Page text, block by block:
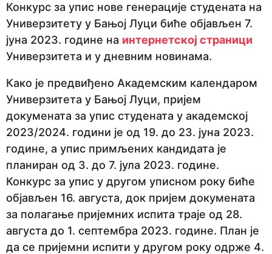
3
g
o
d
p
Конкурс за упис нове генерације студената на
Универзитету у Бањој Луци биће објављен 7.
јуна 2023. године на интернетској страници
Универзитета и у дневним новинама.
Како је предвиђено Академским календаром
Универзитета у Бањој Луци, пријем
докумената за упис студената у академској
2023/2024. години је од 19. до 23. јуна 2023.
године, а упис примљених кандидата је
планиран од 3. до 7. јула 2023. године.
Конкурс за упис у другом уписном року биће
објављен 16. августа, док пријем докумената
за полагање пријемних испита траје од 28.
августа до 1. септембра 2023. године. План је
да се пријемни испити у другом року одрже 4.